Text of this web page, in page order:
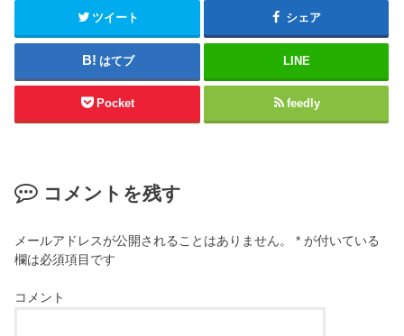
ツイート シェア
はてブ LINE
Pocket feedly
コメントを残す
メールアドレスが公開されることはありません。 * が付いている
欄は必須項目です
コメント